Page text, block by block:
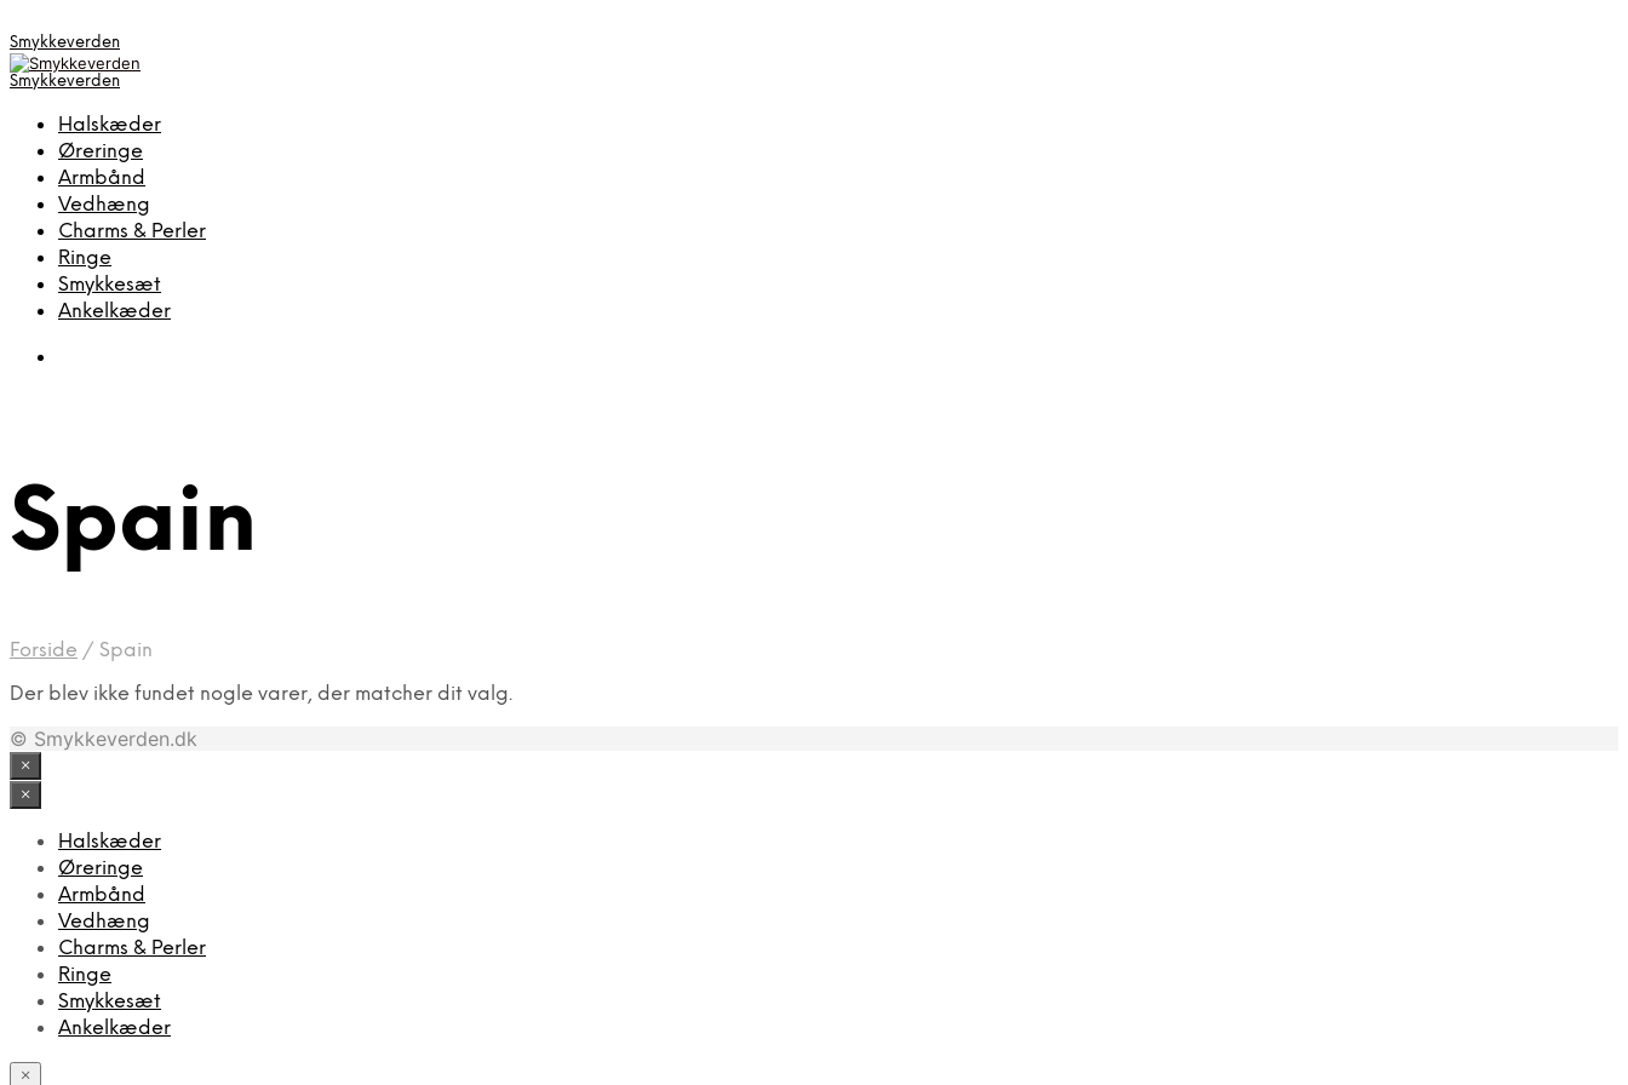
Smykkeverden
Smykkeverden
Halskæder
Øreringe
Armbånd
Vedhæng
Charms & Perler
Ringe
Smykkesæt
Ankelkæder
Spain
Forside / Spain
Der blev ikke fundet nogle varer, der matcher dit valg.
© Smykkeverden.dk
×
×
Halskæder
Øreringe
Armbånd
Vedhæng
Charms & Perler
Ringe
Smykkesæt
Ankelkæder
×